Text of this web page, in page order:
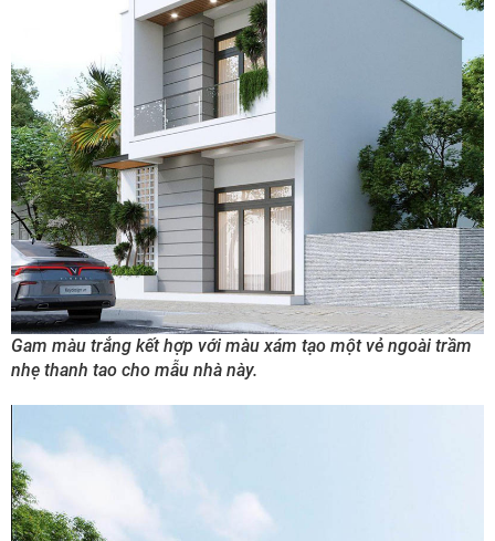
Gam màu trắng kết hợp với màu xám tạo một vẻ ngoài trầm
nhẹ thanh tao cho mẫu nhà này.